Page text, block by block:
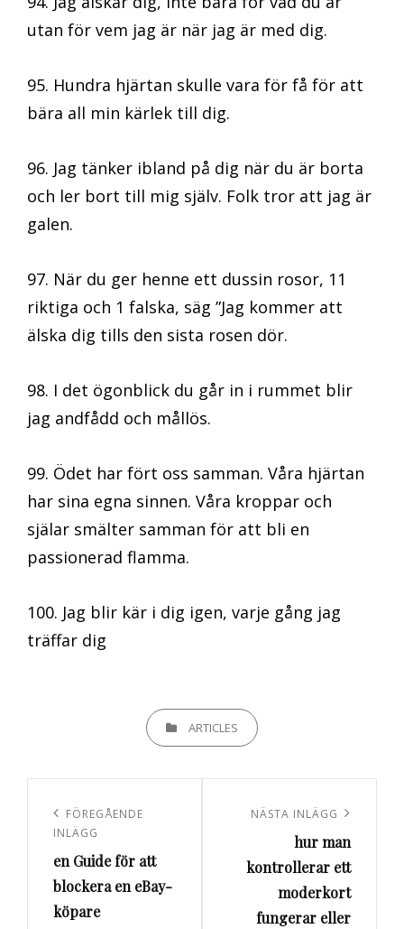
utan för vem jag är när jag är med dig.
95. Hundra hjärtan skulle vara för få för att
bära all min kärlek till dig.
96. Jag tänker ibland på dig när du är borta
och ler bort till mig själv. Folk tror att jag är
galen.
97. När du ger henne ett dussin rosor, 11
riktiga och 1 falska, säg ”Jag kommer att
älska dig tills den sista rosen dör.
98. I det ögonblick du går in i rummet blir
jag andfådd och mållös.
99. Ödet har fört oss samman. Våra hjärtan
har sina egna sinnen. Våra kroppar och
själar smälter samman för att bli en
passionerad flamma.
100. Jag blir kär i dig igen, varje gång jag
träffar dig
KATEGORIERARTICLES
Föregående
FÖREGÅENDE
INLÄGG
en Guide för att
blockera en eBay-
köpare
Nästa
NÄSTA INLÄGG
hur man
kontrollerar ett
moderkort
fungerar eller